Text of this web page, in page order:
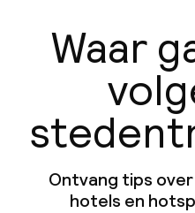
Waar
Ontvang tips
hotels en